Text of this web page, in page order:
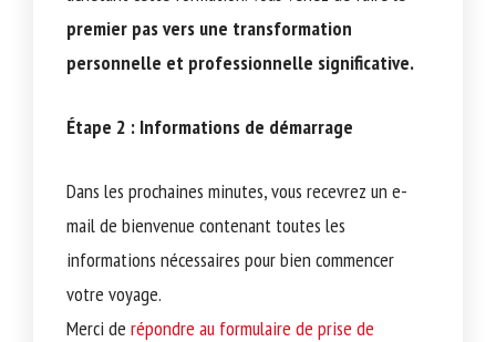
premier pas vers une transformation
personnelle et professionnelle significative.
Étape 2 : Informations de démarrage
Dans les prochaines minutes, vous recevrez un e-
mail de bienvenue contenant toutes les
informations nécessaires pour bien commencer
votre voyage.
Merci de répondre au formulaire de prise de